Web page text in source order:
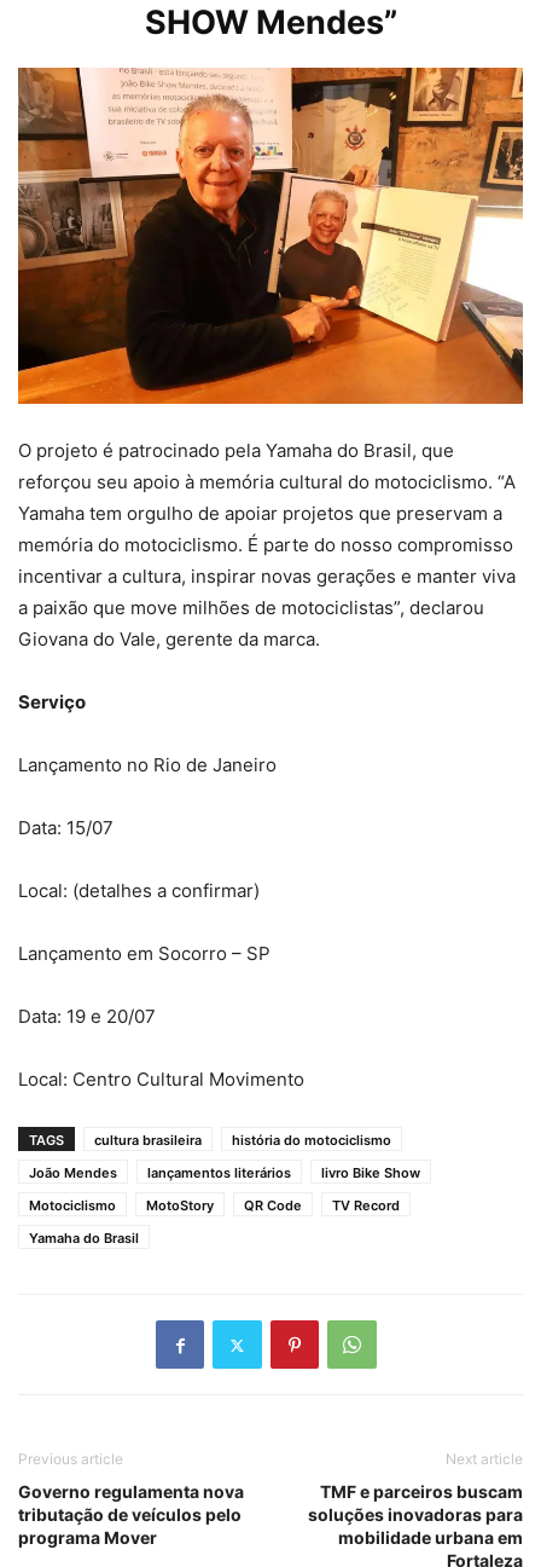
SHOW Mendes”
O projeto é patrocinado pela Yamaha do Brasil, que
reforçou seu apoio à memória cultural do motociclismo. “A
Yamaha tem orgulho de apoiar projetos que preservam a
memória do motociclismo. É parte do nosso compromisso
incentivar a cultura, inspirar novas gerações e manter viva
a paixão que move milhões de motociclistas”, declarou
Giovana do Vale, gerente da marca.
Serviço
Lançamento no Rio de Janeiro
Data: 15/07
Local: (detalhes a confirmar)
Lançamento em Socorro – SP
Data: 19 e 20/07
Local: Centro Cultural Movimento
TAGS cultura brasileira
história do motociclismo
João Mendes
lançamentos literários
livro Bike Show
Motociclismo
MotoStory QR Code
TV Record
Yamaha do Brasil
Previous article
Governo regulamenta nova
tributação de veículos pelo
programa Mover
Next article
TMF e parceiros buscam
soluções inovadoras para
mobilidade urbana em
Fortaleza